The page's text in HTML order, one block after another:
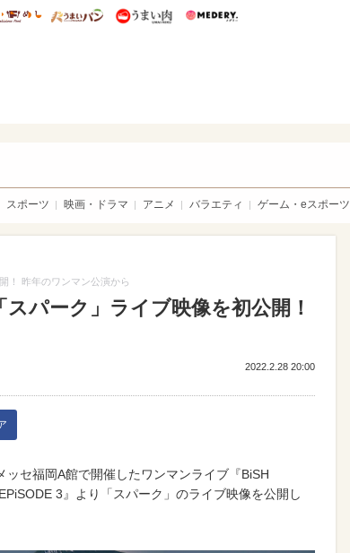
ディズニー特集
うまいめし うまいパン うまい肉
スポーツ 映画・ドラマ アニメ バラエティ ゲーム・eスポーツ
！ 昨年のワンマン公演から
スパーク」ライブ映像を初公開！
2022.2.28 20:00
セ福岡A館で開催したワンマンライブ『BiSH
3』より「スパーク」のライブ映像を公開し